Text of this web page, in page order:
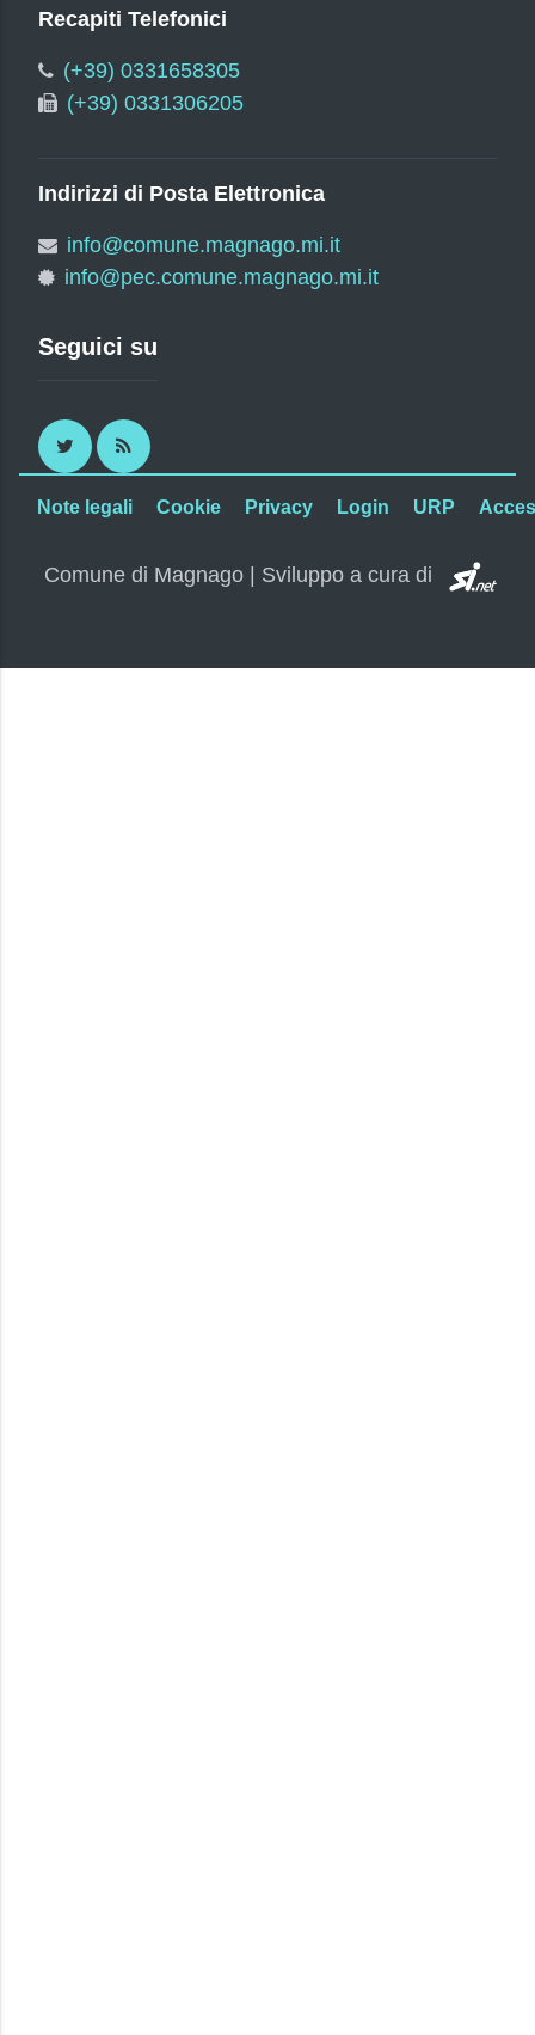
Recapiti Telefonici
(+39) 0331658305
(+39) 0331306205
Indirizzi di Posta Elettronica
info@comune.magnago.mi.it
info@pec.comune.magnago.mi.it
Seguici su
Twitter RSS
Note legali Cookie Privacy Login URP
Comune di Magnago | Sviluppo a cura di